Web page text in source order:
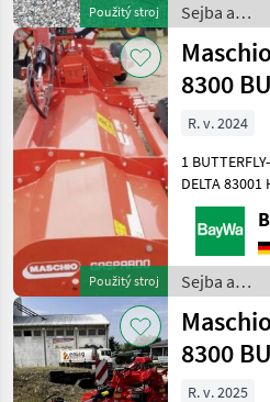
Použitý stroj
Sejba a
o plodinu
/ Stekro
Použitý stroj
8300
R. v. 2024
1
DELTA 83001
RÄDER FÜR
RÄDER FÜR
Maschine
Sejba a
o plodinu
/ Maschio
8300
R. v. 2025